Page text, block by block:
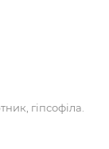
гіпсофіла.